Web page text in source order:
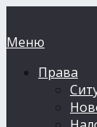
Меню
Права